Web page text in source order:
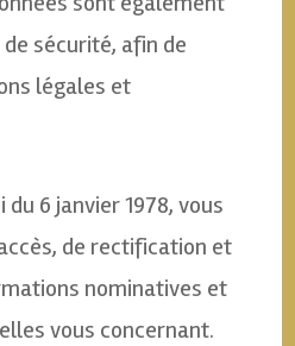
sécurité, afin de
légales et
6 janvier 1978, vous
de rectification et
nominatives et
vous concernant.